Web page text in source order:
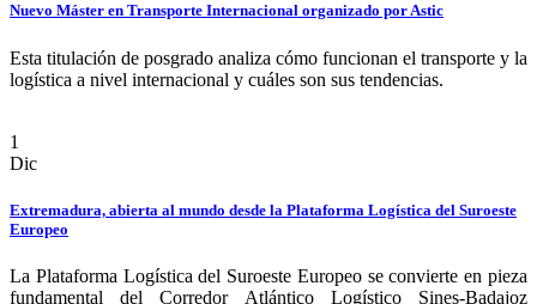
Nuevo Máster en Transporte Internacional organizado por Astic
Esta titulación de posgrado analiza cómo funcionan el transporte y la
logística a nivel internacional y cuáles son sus tendencias.
1
Dic
Extremadura, abierta al mundo desde la Plataforma Logística del Suroeste
Europeo
La Plataforma Logística del Suroeste Europeo se convierte en pieza
fundamental del Corredor Atlántico Logístico Sines-Badajoz